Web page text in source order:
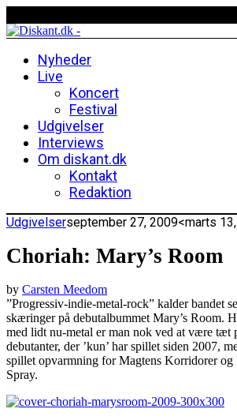
Nyheder
Live
Koncert
Festival
Udgivelser
Interviews
Om diskant.dk
Kontakt
Redaktion
Udgivelserseptember 27, 2009<marts
Choriah: Mary’s Room
by Carsten Meedom
”Progressiv-indie-metal-rock” kalder bandet
skæringer på debutalbummet Mary’s Room.
med lidt nu-metal er man nok ved at være tæt
debutanter, der ’kun’ har spillet siden 2007,
spillet opvarmning for Magtens Korridorer
Spray.